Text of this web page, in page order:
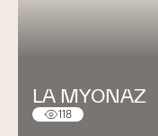
LA MYONAZ
118